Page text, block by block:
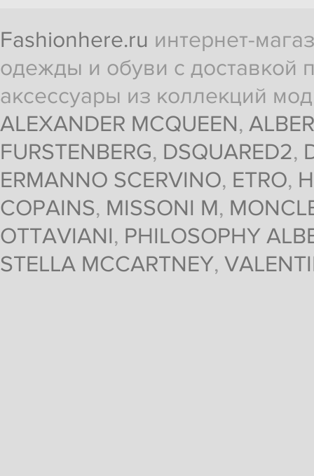
Fashionhere.ru интернет-
одежды и обуви с доставкой
аксессуары из коллекций
ALEXANDER MCQUEEN,
FURSTENBERG, DSQUARED2,
ERMANNO SCERVINO, ETRO,
COPAINS, MISSONI M,
OTTAVIANI, PHILOSOPHY
STELLA MCCARTNEY,